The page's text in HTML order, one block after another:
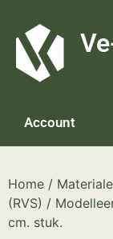
Account
Home /
(RVS) /
cm. stuk.